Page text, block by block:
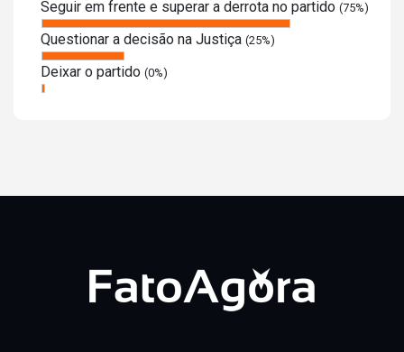
Seguir em frente e superar a derrota no partido (75%)
Questionar a decisão na Justiça (25%)
Deixar o partido (0%)